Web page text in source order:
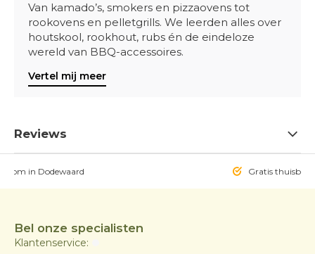
Van kamado’s, smokers en pizzaovens tot
rookovens en pelletgrills. We leerden alles over
houtskool, rookhout, rubs én de eindeloze
wereld van BBQ-accessoires.
Vertel mij meer
Reviews
in Dodewaard Gratis
Bel onze specialisten
Klantenservice: